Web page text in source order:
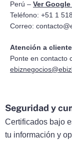
Perú – Ver Google
Teléfono: +51 1
Correo:
Atención a
Ponte en contacto
Seguridad y
Certificados bajo
tu información y